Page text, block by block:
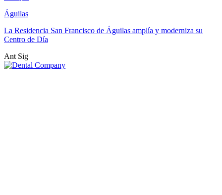
Águilas
La Residencia San Francisco de Águilas amplía y moderniza su
Centro de Día
Ant Sig